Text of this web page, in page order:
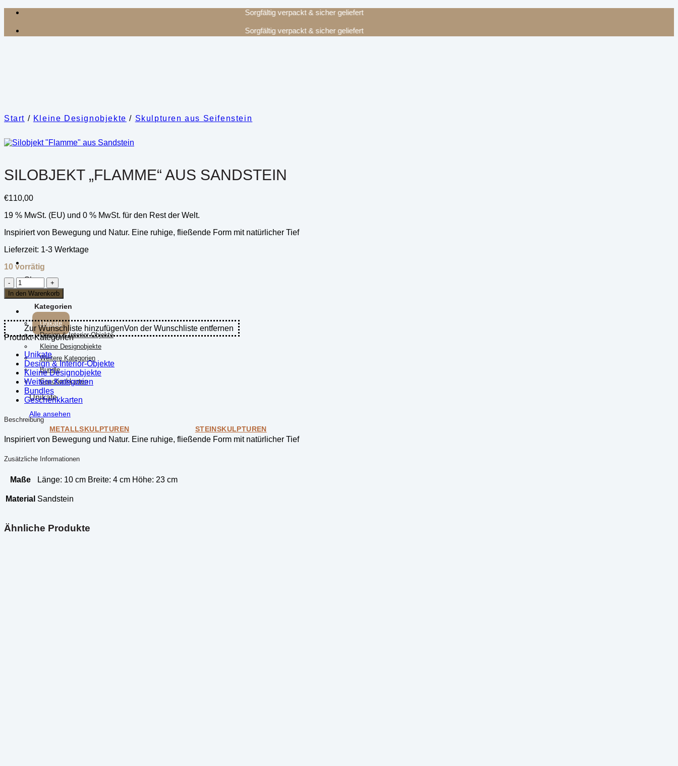
Zum
springen
Sorgfältig verpackt & sicher geliefert
Sorgfältig verpackt & sicher geliefert
Shop
Kategorien
Unikate
Design & Interior-Objekte
Kleine Designobjekte
Weitere Kategorien
Bundle
Geschenkkarten
Unikate
Alle ansehen
METALLSKULPTUREN STEINSKULPTUREN
Start / Kleine Designobjekte / Skulpturen aus Seifenstein
SILOBJEKT „FLAMME“ AUS SANDSTEIN
€110,00
19 % MwSt. (EU) und 0 % MwSt. für den Rest der Welt.
Inspiriert von Bewegung und Natur. Eine ruhige, fließende Form mit natürlicher Tief
Lieferzeit: 1-3 Werktage
10 vorrätig
Silobjekt
"Flamme"
aus
Sandstein
Menge
In den Warenkorb
Zur Wunschliste hinzufügenVon der Wunschliste entfernen
Produkt-Kategorien
Unikate
Design & Interior-Objekte
Kleine Designobjekte
Weitere Kategorien
Bundles
Geschenkkarten
Beschreibung
Inspiriert von Bewegung und Natur. Eine ruhige, fließende Form mit natürlicher Tief
Zusätzliche Informationen
Maße Länge: 10 cm Breite: 4 cm Höhe: 23 cm
Material Sandstein
Ähnliche Produkte